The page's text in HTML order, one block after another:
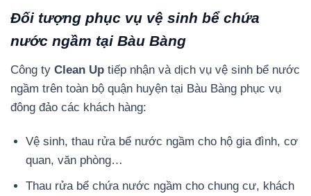
Đối tượng phục vụ vệ sinh bể chứa
nước ngầm tại Bàu Bàng
Công ty Clean Up tiếp nhận và dịch vụ vệ sinh bể nước
ngầm trên toàn bộ quận huyện tại Bàu Bàng phục vụ
đông đảo các khách hàng:
Vệ sinh, thau rửa bể nước ngầm cho hộ gia đình, cơ
quan, văn phòng…
Thau rửa bể chứa nước ngầm cho chung cư, khách